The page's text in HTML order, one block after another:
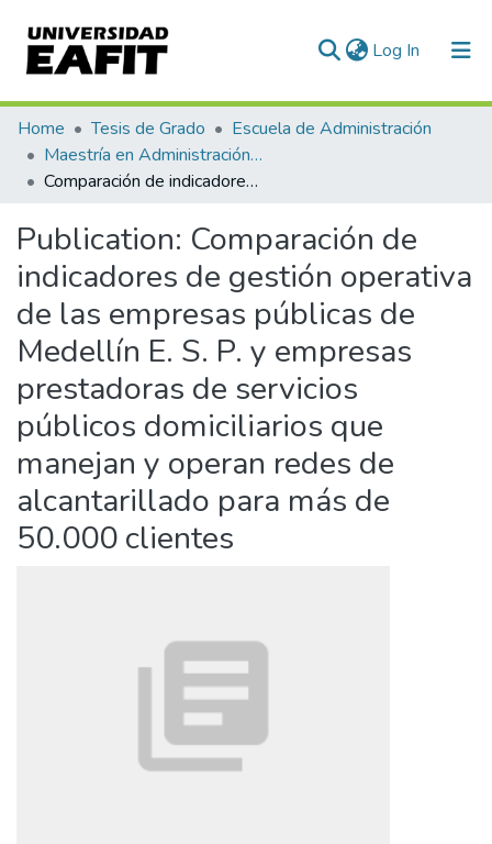
Log In (current)
Communities & Collections
All of DSpace
Home Tesis de Grado
Escuela de Administración
Maestría en Administración - MBA (tesis)
Comparación de indicadores de gestión operativa de las empresas públicas de Medellín E. S. P. y empresas prestadoras de servicios públicos domiciliarios que manejan y operan redes de alcantarillado para más de 50.000 clientes
Publication: Comparación de
indicadores de gestión operativa
de las empresas públicas de
Medellín E. S. P. y empresas
prestadoras de servicios
públicos domiciliarios que
manejan y operan redes de
alcantarillado para más de
50.000 clientes